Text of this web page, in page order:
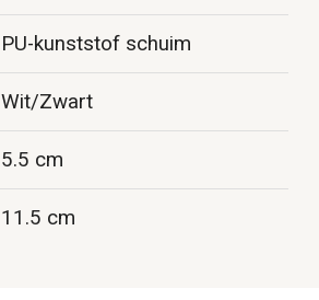
PU-kunststof schuim
Wit/Zwart
5.5 cm
11.5 cm